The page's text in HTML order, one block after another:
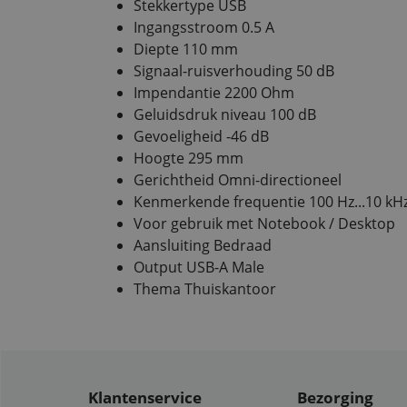
Stekkertype USB
Ingangsstroom 0.5 A
Diepte 110 mm
Signaal-ruisverhouding 50 dB
Impendantie 2200 Ohm
Geluidsdruk niveau 100 dB
Gevoeligheid -46 dB
Hoogte 295 mm
Gerichtheid Omni-directioneel
Kenmerkende frequentie 100 Hz...10
Voor gebruik met Notebook / Desktop
Aansluiting Bedraad
Output USB-A Male
Thema Thuiskantoor
Klantenservice Bezorging